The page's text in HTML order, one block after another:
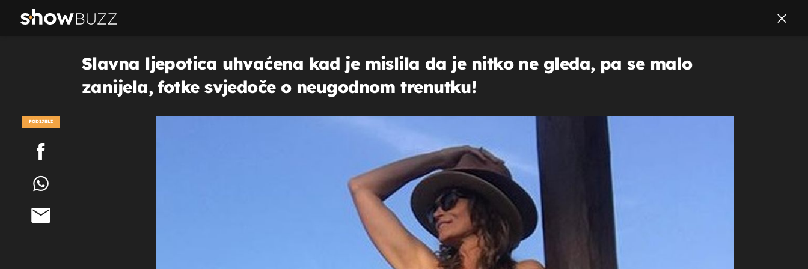
Slavna ljepotica uhvaćena kad je mislila da je nitko ne gleda, pa se malo
zanijela, fotke svjedoče o neugodnom trenutku!
PODIJELI